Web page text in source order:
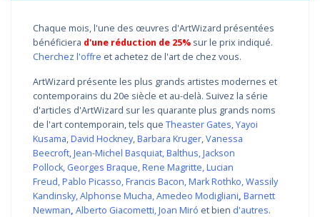
Chaque mois, l'une des œuvres d'ArtWizard présentées
bénéficiera d'une réduction de 25% sur le prix indiqué.
Cherchez l'offre et achetez de l'art de chez vous.
ArtWizard présente les plus grands artistes modernes et
contemporains du 20e siècle et au-delà. Suivez la série
d'articles d'ArtWizard sur les quarante plus grands noms
de l'art contemporain, tels que Theaster Gates,Yayoi
Kusama,David Hockney,Barbara Kruger,Vanessa
Beecroft,Jean-Michel Basquiat,Balthus,Jackson
Pollock, Georges Braque,Rene Magritte,Lucian
Freud,Pablo Picasso,Francis Bacon,Mark Rothko,Wassily
Kandinsky,Alphonse Mucha,Amedeo Modigliani, Barnett
Newman, Alberto Giacometti,Joan Miró et bien d'autres.